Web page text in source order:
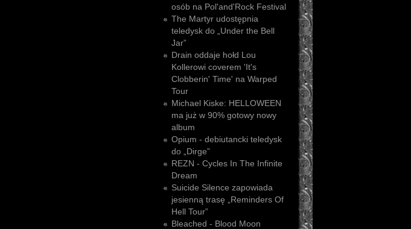
osób na Pol'and'Rock Festival
The Martyr udostępnia
teledysk do „Under the Bell
Jar”
Drain oddaje hołd Lou
Kollerowi coverem 'It's
Clobberin' Time' na Warped
Tour
Michael Kiske: HELLOWEEN
ma już w 90% gotowy nowy
album
Opium - debiutancki teledysk
do „Dirge”
REZN - Cycles In The Infinite
Dream
Suicide Silence zapowiada
jesienną trasę „Reminders Of
Hell Tour”
Bleached - Blood Moon